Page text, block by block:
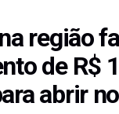
região
de R$
abrir